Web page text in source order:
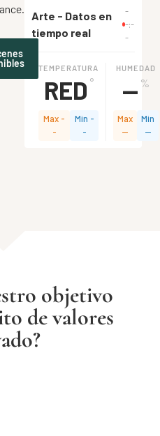
Arte - Datos en
tiempo real
-
-:-
-
TEMPERATURA
RED °
Max -
-
Min -
-
HUMEDAD
-- %
Max
--
Min
--
objetivo
de valores